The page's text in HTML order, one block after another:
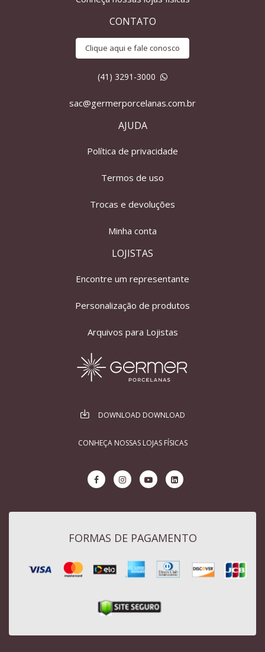
CONTATO
Clique aqui e fale conosco
(41) 3291-3000
sac@germerporcelanas.com.br
AJUDA
Política de privacidade
Termos de uso
Trocas e devoluções
Minha conta
LOJISTAS
Encontre um representante
Personalização de produtos
Arquivos para Lojistas
DOWNLOAD DOWNLOAD
CONHEÇA NOSSAS LOJAS FÍSICAS
FORMAS DE PAGAMENTO